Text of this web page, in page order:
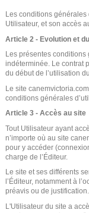
Les conditions
Utilisateur, et son accès
Article 2 - Evolution et
Les présentes
indéterminée. Le contrat
du début de l’utilisation
Le site
conditions générales
Article 3 - Accès au site
Tout Utilisateur ayant
n’importe où au site
pour y accéder
charge de l’Éditeur.
Le site et ses différents
l’Éditeur, notamment à
préavis ou de justification.
L'Utilisateur du site a